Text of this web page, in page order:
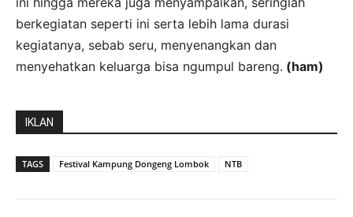
berkegiatan seperti ini serta lebih lama durasi
kegiatanya, sebab seru, menyenangkan dan
menyehatkan keluarga bisa ngumpul bareng. (ham)
IKLAN
TAGS Festival Kampung Dongeng Lombok NTB